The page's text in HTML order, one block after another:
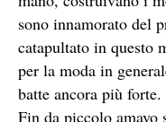
sono innamorato del
catapultato in questo
per la moda in
batte ancora più forte.
Fin da piccolo amavo